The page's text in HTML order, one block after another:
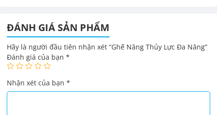
ĐÁNH GIÁ SẢN PHẨM
Hãy là người đầu tiên nhận xét “Ghế Nâng Thủy Lực Đa Năng”
Đánh giá của bạn *
Nhận xét của bạn *